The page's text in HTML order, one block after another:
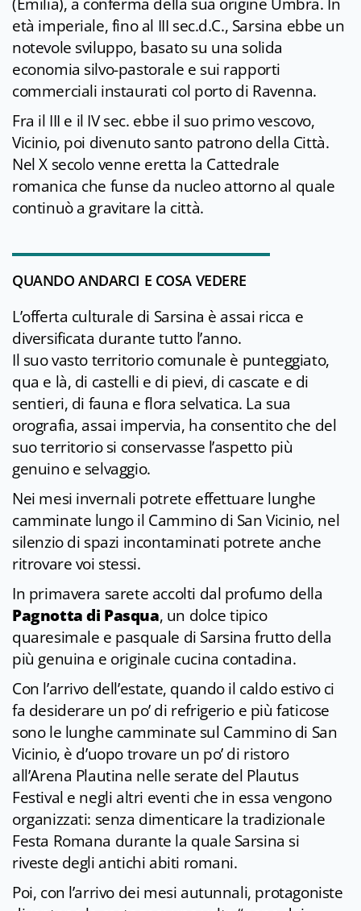
(Emilia), a conferma della sua origine Umbra. In
età imperiale, fino al III sec.d.C., Sarsina ebbe un
notevole sviluppo, basato su una solida
economia silvo-pastorale e sui rapporti
commerciali instaurati col porto di Ravenna.
Fra il III e il IV sec. ebbe il suo primo vescovo,
Vicinio, poi divenuto santo patrono della Città.
Nel X secolo venne eretta la Cattedrale
romanica che funse da nucleo attorno al quale
continuò a gravitare la città.
QUANDO ANDARCI E COSA VEDERE
L’offerta culturale di Sarsina è assai ricca e
diversificata durante tutto l’anno.
Il suo vasto territorio comunale è punteggiato,
qua e là, di castelli e di pievi, di cascate e di
sentieri, di fauna e flora selvatica. La sua
orografia, assai impervia, ha consentito che del
suo territorio si conservasse l’aspetto più
genuino e selvaggio.
Nei mesi invernali potrete effettuare lunghe
camminate lungo il Cammino di San Vicinio, nel
silenzio di spazi incontaminati potrete anche
ritrovare voi stessi.
In primavera sarete accolti dal profumo della
Pagnotta di Pasqua, un dolce tipico
quaresimale e pasquale di Sarsina frutto della
più genuina e originale cucina contadina.
Con l’arrivo dell’estate, quando il caldo estivo ci
fa desiderare un po’ di refrigerio e più faticose
sono le lunghe camminate sul Cammino di San
Vicinio, è d’uopo trovare un po’ di ristoro
all’Arena Plautina nelle serate del Plautus
Festival e negli altri eventi che in essa vengono
organizzati: senza dimenticare la tradizionale
Festa Romana durante la quale Sarsina si
riveste degli antichi abiti romani.
Poi, con l’arrivo dei mesi autunnali, protagoniste